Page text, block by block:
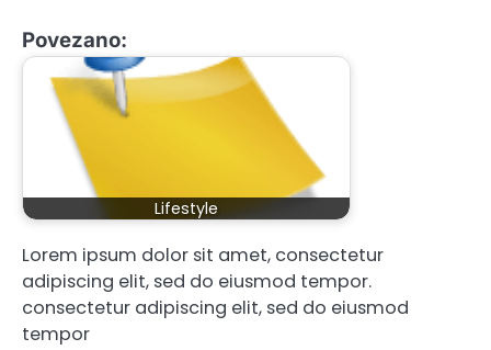
Povezano:
Lifestyle
Lorem ipsum dolor sit amet, consectetur
adipiscing elit, sed do eiusmod tempor.
consectetur adipiscing elit, sed do eiusmod
tempor